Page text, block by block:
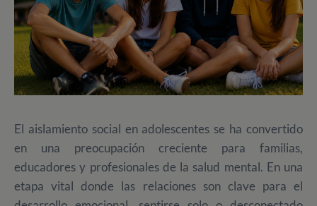
El aislamiento social en adolescentes se ha convertido
en una preocupación creciente para familias,
educadores y profesionales de la salud mental. En una
etapa vital donde las relaciones son clave para el